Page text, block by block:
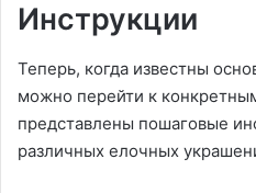
Инструкции
Теперь, когда известны
можно перейти к
представлены пошаговые
различных елочных